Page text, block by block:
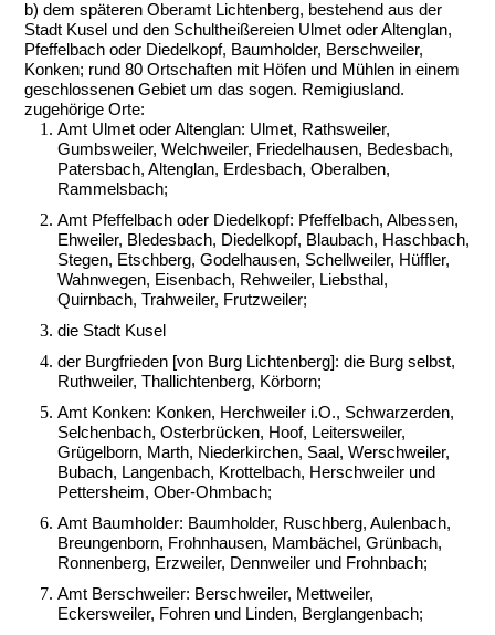
b) dem späteren Oberamt Lichtenberg, bestehend aus der
Stadt Kusel und den Schultheißereien Ulmet oder Altenglan,
Pfeffelbach oder Diedelkopf, Baumholder, Berschweiler,
Konken; rund 80 Ortschaften mit Höfen und Mühlen in einem
geschlossenen Gebiet um das sogen. Remigiusland.
zugehörige Orte:
Amt Ulmet oder Altenglan: Ulmet, Rathsweiler,
Gumbsweiler, Welchweiler, Friedelhausen, Bedesbach,
Patersbach, Altenglan, Erdesbach, Oberalben,
Rammelsbach;
Amt Pfeffelbach oder Diedelkopf: Pfeffelbach, Albessen,
Ehweiler, Bledesbach, Diedelkopf, Blaubach, Haschbach,
Stegen, Etschberg, Godelhausen, Schellweiler, Hüffler,
Wahnwegen, Eisenbach, Rehweiler, Liebsthal,
Quirnbach, Trahweiler, Frutzweiler;
die Stadt Kusel
der Burgfrieden [von Burg Lichtenberg]: die Burg selbst,
Ruthweiler, Thallichtenberg, Körborn;
Amt Konken: Konken, Herchweiler i.O., Schwarzerden,
Selchenbach, Osterbrücken, Hoof, Leitersweiler,
Grügelborn, Marth, Niederkirchen, Saal, Werschweiler,
Bubach, Langenbach, Krottelbach, Herschweiler und
Pettersheim, Ober-Ohmbach;
Amt Baumholder: Baumholder, Ruschberg, Aulenbach,
Breungenborn, Frohnhausen, Mambächel, Grünbach,
Ronnenberg, Erzweiler, Dennweiler und Frohnbach;
Amt Berschweiler: Berschweiler, Mettweiler,
Eckersweiler, Fohren und Linden, Berglangenbach;